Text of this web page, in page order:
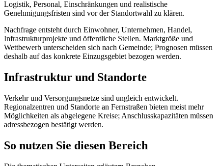
Logistik, Personal, Einschränkungen und realistische
Genehmigungsfristen sind vor der Standortwahl zu klären.
Nachfrage entsteht durch Einwohner, Unternehmen, Handel,
Infrastrukturprojekte und öffentliche Stellen. Marktgröße und
Wettbewerb unterscheiden sich nach Gemeinde; Prognosen müssen
deshalb auf das konkrete Einzugsgebiet bezogen werden.
Infrastruktur und Standorte
Verkehr und Versorgungsnetze sind ungleich entwickelt.
Regionalzentren und Standorte an Fernstraßen bieten meist mehr
Möglichkeiten als abgelegene Kreise; Anschlusskapazitäten müssen
adressbezogen bestätigt werden.
So nutzen Sie diesen Bereich